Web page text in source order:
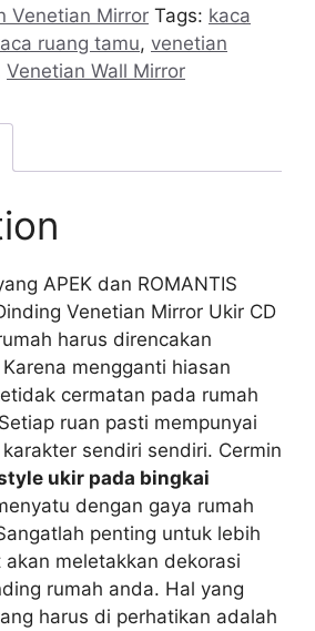
Venetian Mirror Tags: kaca
ruang tamu, venetian
Venetian Wall Mirror
APEK dan ROMANTIS
Venetian Mirror Ukir CD
harus direncakan
mengganti hiasan
cermatan pada rumah
ruan pasti mempunyai
sendiri sendiri. Cermin
ukir pada bingkai
dengan gaya rumah
penting untuk lebih
meletakkan dekorasi
rumah anda. Hal yang
harus di perhatikan adalah